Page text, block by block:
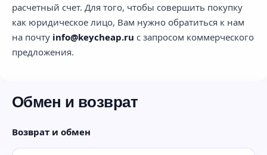
расчетный счет. Для того, чтобы совершить покупку
как юридическое лицо, Вам нужно обратиться к нам
на почту info@keycheap.ru с запросом коммерческого
предложения.
Обмен и возврат
Возврат и обмен